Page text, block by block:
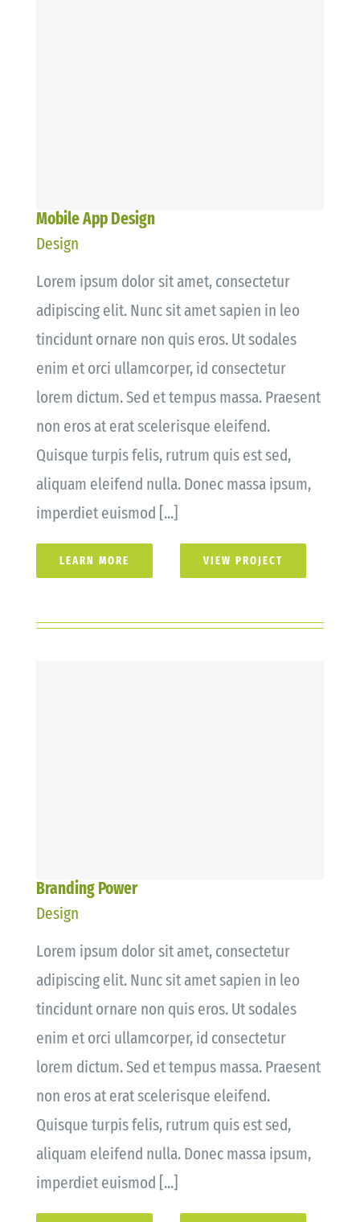
Mobile App Design
Design
Lorem ipsum dolor sit amet, consectetur
adipiscing elit. Nunc sit amet sapien in leo
tincidunt ornare non quis eros. Ut sodales
enim et orci ullamcorper, id consectetur
lorem dictum. Sed et tempus massa. Praesent
non eros at erat scelerisque eleifend.
Quisque turpis felis, rutrum quis est sed,
aliquam eleifend nulla. Donec massa ipsum,
imperdiet euismod [...]
LEARN MORE VIEW PROJECT
Branding Power
Design
Lorem ipsum dolor sit amet, consectetur
adipiscing elit. Nunc sit amet sapien in leo
tincidunt ornare non quis eros. Ut sodales
enim et orci ullamcorper, id consectetur
lorem dictum. Sed et tempus massa. Praesent
non eros at erat scelerisque eleifend.
Quisque turpis felis, rutrum quis est sed,
aliquam eleifend nulla. Donec massa ipsum,
imperdiet euismod [...]